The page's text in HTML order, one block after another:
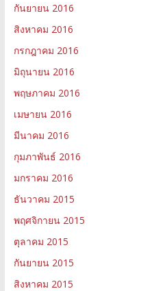
กันยายน 2016
สิงหาคม 2016
กรกฎาคม 2016
มิถุนายน 2016
พฤษภาคม 2016
เมษายน 2016
มีนาคม 2016
กุมภาพันธ์ 2016
มกราคม 2016
ธันวาคม 2015
พฤศจิกายน 2015
ตุลาคม 2015
กันยายน 2015
สิงหาคม 2015